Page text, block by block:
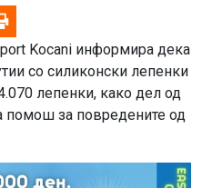
Kocani информира дека
со силиконски лепенки
лепенки, како дел од
помош за повредените од